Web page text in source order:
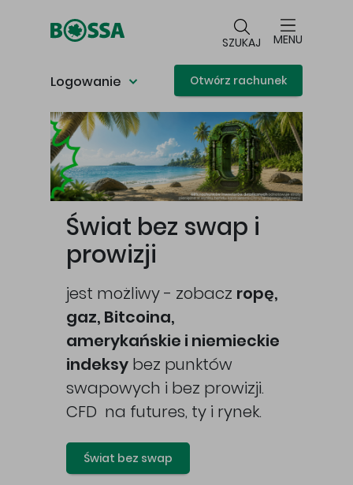
SZUKAJ MENU
Logowanie Otwórz rachunek
Główna treść
Świat bez swap i
prowizji
jest możliwy - zobacz ropę,
gaz, Bitcoina,
amerykańskie i niemieckie
indeksy bez punktów
swapowych i bez prowizji.
CFD na futures, ty i rynek.
Świat bez swap